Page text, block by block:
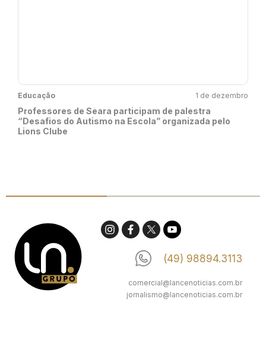
Educação 1 de dezembro
Professores de Seara participam de palestra
“Desafios do Autismo na Escola” organizada pelo
Lions Clube
(49) 98894.3113
comercial@lancenoticias.com.br
jornalismo@lancenoticias.com.br